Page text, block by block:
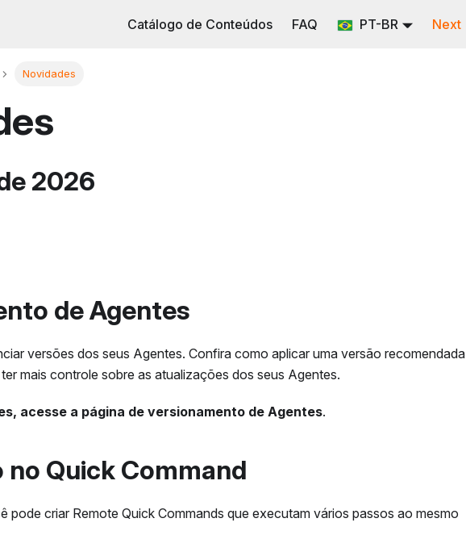
Catálogo de Conteúdos FAQ PT-BR Next
Novidades
2026
de Agentes
versões dos seus Agentes. Confira como aplicar uma versão recomendada
mais controle sobre as atualizações dos seus Agentes.
acesse a página de versionamento de Agentes.
no Quick Command
pode criar Remote Quick Commands que executam vários passos ao mesmo